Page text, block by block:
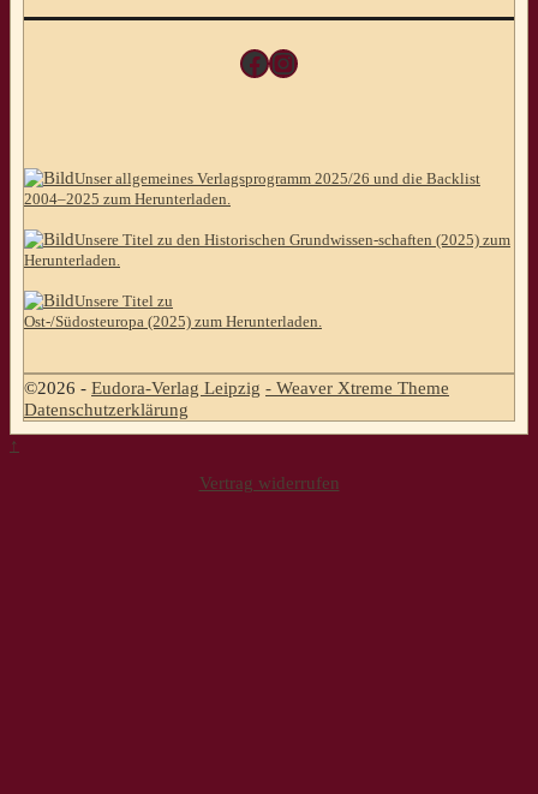
Facebook
Instagram
Unser allgemeines Verlagsprogramm 2025/26 und die Backlist
2004–2025 zum Herunterladen.
Unsere Titel zu den Historischen Grundwissen-schaften (2025) zum
Herunterladen.
Unsere Titel zu
Ost-/Südosteuropa (2025) zum Herunterladen.
©2026 - Eudora-Verlag Leipzig - Weaver Xtreme Theme
Datenschutzerklärung
↑
Vertrag widerrufen